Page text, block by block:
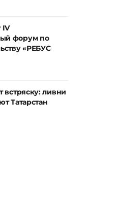
IV
форум по
«РЕБУС
встряску: ливни
Татарстан